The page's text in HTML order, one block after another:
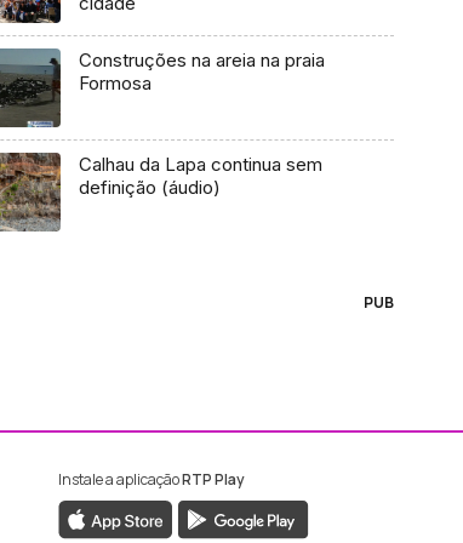
Construções na areia na praia
Formosa
Calhau da Lapa continua sem
definição (áudio)
PUB
RTP Madeira
da RTP Madeira
Instale a aplicaçãoRTP Play